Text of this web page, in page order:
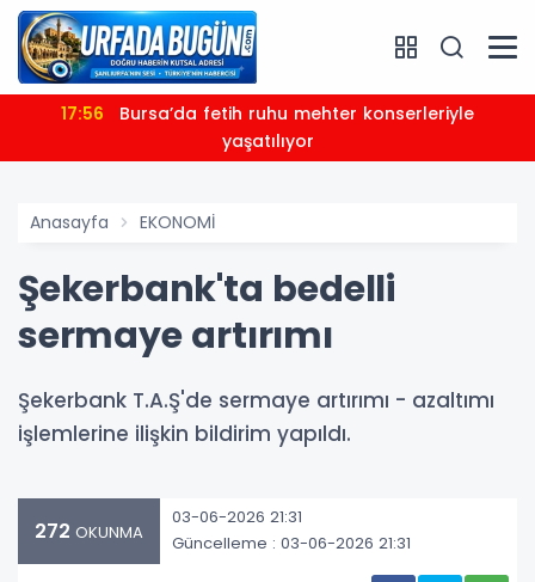
17:56
yaşatılıyor
Anasayfa EKONOMİ
Şekerbank'ta bedelli
sermaye artırımı
Şekerbank T.A.Ş'de sermaye artırımı - azaltımı
işlemlerine ilişkin bildirim yapıldı.
272 OKUNMA
03-06-2026 21:31
Güncelleme : 03-06-2026 21:31